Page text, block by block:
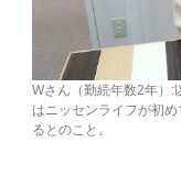
Wさん（勤続年数2年）:
はニッセンライフが初
るとのこと。